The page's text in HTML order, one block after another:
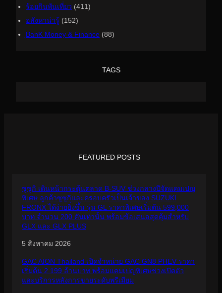
ร้อยกินพันเที่ยว (411)
อสังหาน่ารู้ (152)
ฺBanK Money & Finance (88)
TAGS
FEATURED POSTS
ซูซูกิ เดินหน้ากระตุ้นตลาด B-SUV ช่วงกลางปีจัดแคมเปญ
พิเศษ ลูกค้าซูซูกิและครอบครัวเป็นเจ้าของ SUZUKI
FRONX ได้ง่ายยิ่งขึ้น รุ่น GL ราคาพิเศษเริ่มต้น 599,000
บาท จำนวน 200 คันเท่านั้น พร้อมข้อเสนอสุดคุ้มสำหรับ
GLX และ GLX PLUS
5 สิงหาคม 2026
GAC AION Thailand เปิดจำหน่าย GAC GN8 PHEV ราคา
เริ่มต้น 2.199 ล้านบาท พร้อมแคมเปญพิเศษช่วงเปิดตัว
และบริการหลังการขายระดับพรีเมียม